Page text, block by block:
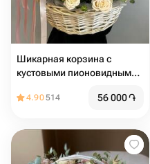
Шикарная корзина с
кустовыми пионовидными
ароматным эвкалиптом
4.90514 56 000֏